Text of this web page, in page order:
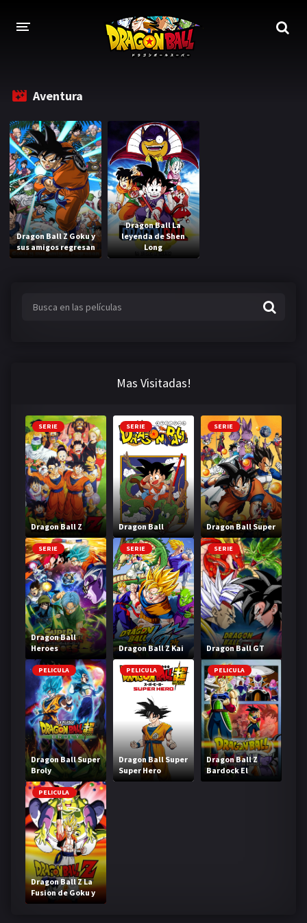
DRAGON BALL
DRAGON BALL Z
DRAGON BALL Z KAI
DRAGON BALL GT
DRAGON BALL SUPER
DRAGON BALL HEROES
PELÍCULAS
MANGAS
Aventura
Dragon Ball Z Goku y
sus amigos regresan
Dragon Ball La
leyenda de Shen
Long
Mas Visitadas!
SERIE
Dragon Ball Z
SERIE
Dragon Ball
SERIE
Dragon Ball Super
SERIE
Dragon Ball
Heroes
SERIE
Dragon Ball Z Kai
SERIE
Dragon Ball GT
PELICULA
Dragon Ball Super
Broly
PELICULA
Dragon Ball Super
Super Hero
PELICULA
Dragon Ball Z
Bardock El
legendario Super
PELICULA
Dragon Ball Z La
Fusion de Goku y
Vegeta